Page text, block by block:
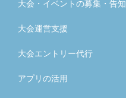
大会・イベントの募集・告知
大会運営支援
大会エントリー代行
アプリの活用